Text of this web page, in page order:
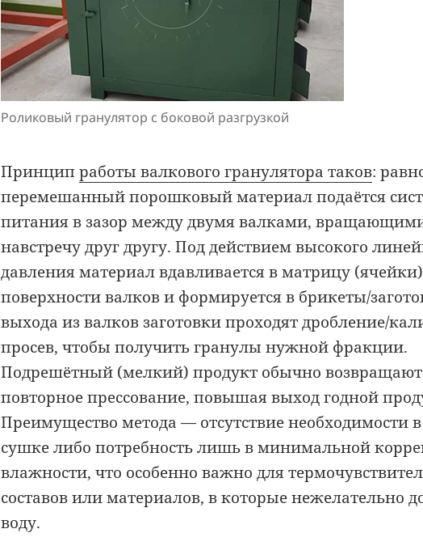
Роликовый гранулятор с боковой разгрузкой
Принципработы валкового гранулятора таков:
перемешанный порошковый материал подаётся
питания в зазор между двумя валками,
навстречу друг другу. Под действием высокого
давления материал вдавливается в матрицу
поверхности валков и формируется в брикеты/
выхода из валков заготовки проходят дробление/
просев, чтобы получить гранулы нужной фракции.
Подрешётный (мелкий) продукт обычно
повторное прессование, повышая выход годной
Преимущество метода — отсутствие необходимости
сушке либо потребность лишь в минимальной
влажности, что особенно важно для
составов или материалов, в которые нежелательно
воду.